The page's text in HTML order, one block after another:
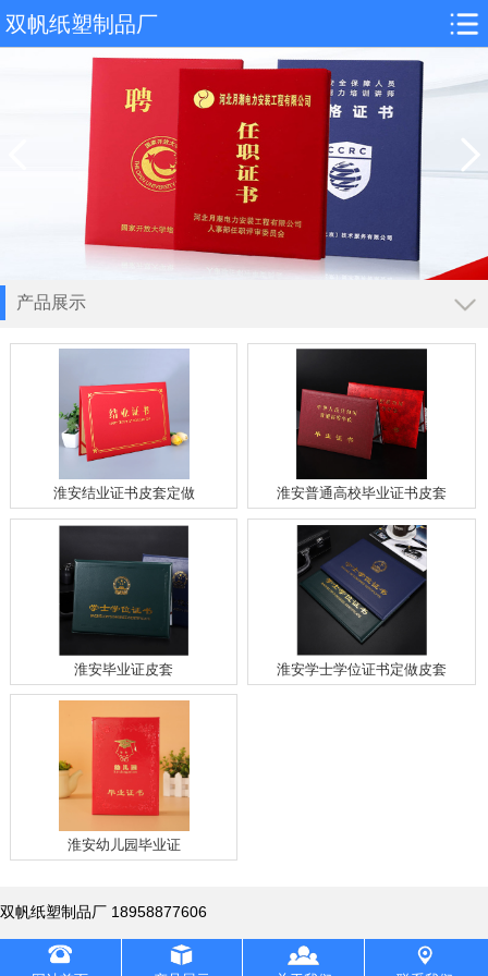
双帆纸塑制品厂
产品展示
淮安毕业证书厂家
淮安其他证书制作
淮安结业证书皮套定做 淮安普通高校毕业证书皮套
淮安毕业证皮套 淮安学士学位证书定做皮套
淮安幼儿园毕业证
双帆纸塑制品厂 18958877606